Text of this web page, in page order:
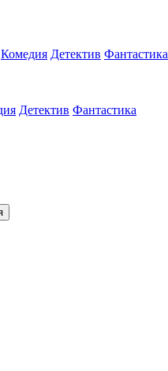
Комедия Детектив Фантастика
Детектив Фантастика